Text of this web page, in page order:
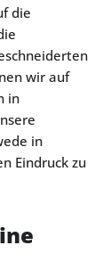
die
wir auf
in
in
Eindruck zu